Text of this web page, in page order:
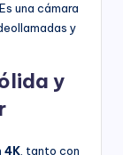
una cámara
y
y
4K , tanto con